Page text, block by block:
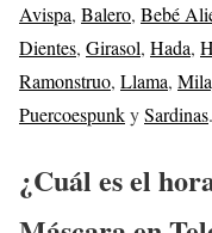
Avispa, Balero, Bebé
Dientes, Girasol, Hada,
Ramonstruo, Llama,
PuercoespunkySardinas.
¿Cuál es el